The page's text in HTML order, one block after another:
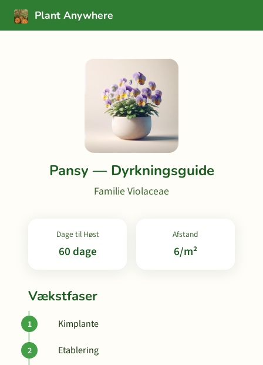
Plant Anywhere
Pansy — Dyrkningsguide
Familie Violaceae
Dage til Høst
60 dage
Afstand
6/m²
Vækstfaser
Kimplante
Etablering